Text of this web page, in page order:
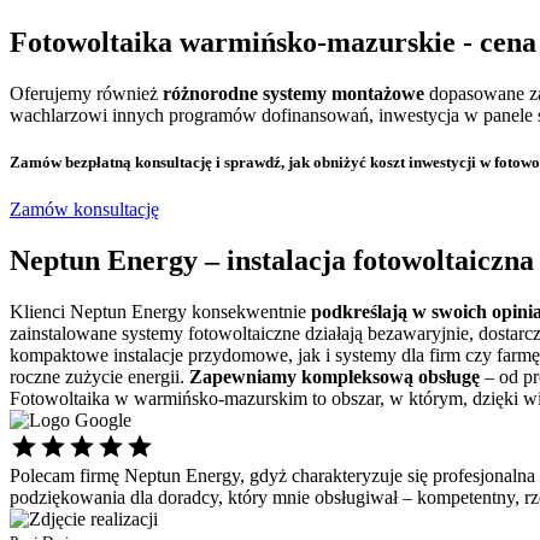
Fotowoltaika warmińsko-mazurskie -
Oferujemy również różnorodne systemy montażowe dopasowane
wachlarzowi innych programów dofinansowań, inwestycja w panele
Zamów bezpłatną konsultację i sprawdź, jak obniżyć koszt inwestycji w
Zamów konsultację
Neptun Energy –instalacja
Klienci Neptun Energy konsekwentnie podkreślają w swoich
zainstalowane systemy fotowoltaiczne działają bezawaryjnie,
kompaktowe instalacje przydomowe, jak i systemy dla firm czy
roczne zużycie energii. Zapewniamy kompleksową obsługę – od
Fotowoltaika w warmińsko-mazurskim to obszar, w którym, dzięki
Polecam firmę Neptun Energy, gdyż charakteryzuje się
podziękowania dla doradcy, który mnie obsługiwał – kompetentny,